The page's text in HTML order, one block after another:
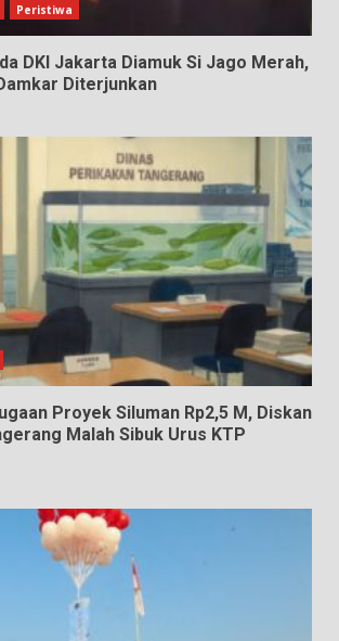
Peristiwa
DKI Jakarta Diamuk Si Jago Merah,
Diterjunkan
Proyek Siluman Rp2,5 M, Diskan
Malah Sibuk Urus KTP